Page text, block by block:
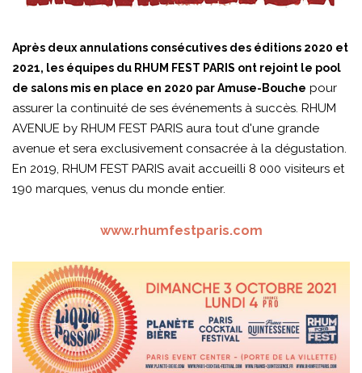
Après deux annulations consécutives des éditions 2020 et
2021, les équipes du RHUM FEST PARIS ont rejoint le pool
de salons mis en place en 2020 par Amuse-Bouche pour
assurer la continuité de ses événements à succès. RHUM
AVENUE by RHUM FEST PARIS aura tout d'une grande
avenue et sera exclusivement consacrée à la dégustation.
En 2019, RHUM FEST PARIS avait accueilli 8 000 visiteurs et
190 marques, venus du monde entier.
www.rhumfestparis.com